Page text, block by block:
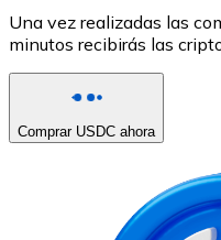
Una vez realizadas las
minutos recibirás las
Comprar USDC ahora